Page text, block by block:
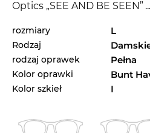
Optics „SEE AND BE SEEN”
Z nowymi okularamiTom
jesteś trendy. Ta
kryteria w bieącym sezonie
Kanciaste i mocne, jeśli
swoich doskonałych
...
rozmiary L
Rodzaj
rodzaj oprawek Pełna
Kolor oprawki Bunt
Kolor szkieł I